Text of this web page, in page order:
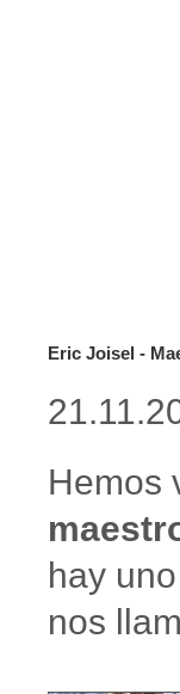
Eric Joisel -
Hemos
hay
nos